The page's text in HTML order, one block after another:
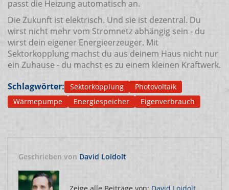
passt die Heizung automatisch an.
Die Zukunft ist elektrisch. Und sie ist dezentral. Du
wirst nicht mehr vom Stromnetz abhängig sein - du
wirst dein eigener Energieerzeuger. Mit
Sektorkopplung machst du aus deinem Haus nicht nur
ein Zuhause - du machst es zu einem kleinen Kraftwerk.
Schlagwörter:
Sektorkopplung
Photovoltaik
Wärmepumpe
Energiespeicher Eigenverbrauch
Geschrieben von David Loidolt